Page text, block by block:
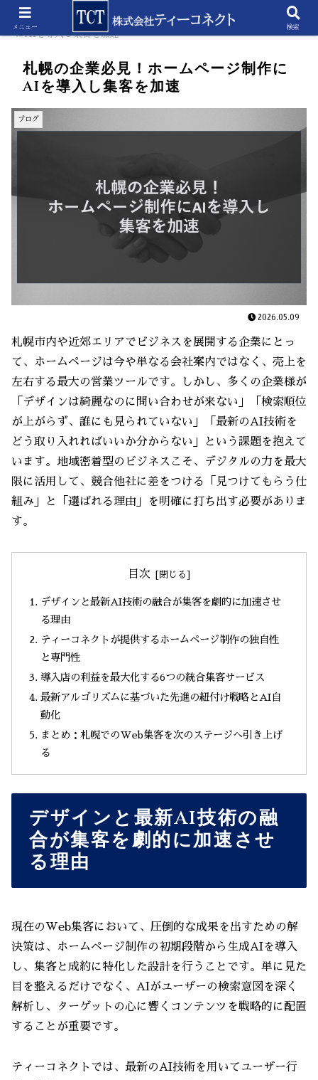
ホーム ブログ
札幌の企業必見！ホームページ制作
にAIを導入し集客を加速
札幌の企業必見！ホームページ制作に
AIを導入し集客を加速
ブログ
2026.05.09
札幌市内や近郊エリアでビジネスを展開する企業にとっ
て、ホームページは今や単なる会社案内ではなく、売上を
左右する最大の営業ツールです。しかし、多くの企業様が
「デザインは綺麗なのに問い合わせが来ない」「検索順位
が上がらず、誰にも見られていない」「最新のAI技術を
どう取り入れればいいか分からない」という課題を抱えて
います。地域密着型のビジネスこそ、デジタルの力を最大
限に活用して、競合他社に差をつける「見つけてもらう仕
組み」と「選ばれる理由」を明確に打ち出す必要がありま
す。
目次
デザインと最新AI技術の融合が集客を劇的に加速させ
る理由
ティーコネクトが提供するホームページ制作の独自性
と専門性
導入店の利益を最大化する6つの統合集客サービス
最新アルゴリズムに基づいた先進の紐付け戦略とAI自
動化
まとめ：札幌でのWeb集客を次のステージへ引き上げ
る
デザインと最新AI技術の融
合が集客を劇的に加速させ
る理由
現在のWeb集客において、圧倒的な成果を出すための解
決策は、ホームページ制作の初期段階から生成AIを導入
し、集客と成約に特化した設計を行うことです。単に見た
目を整えるだけでなく、AIがユーザーの検索意図を深く
解析し、ターゲットの心に響くコンテンツを戦略的に配置
することが重要です。
ティーコネクトでは、最新のAI技術を用いてユーザー行
メニュー 検索